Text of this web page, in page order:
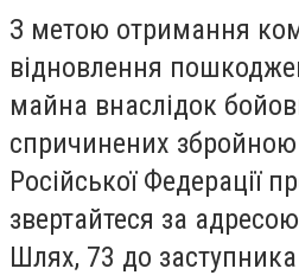
З метою отримання
відновлення
майна внаслідок
спричинених збройною
Російської Федерації
звертайтеся за
Шлях, 73 до